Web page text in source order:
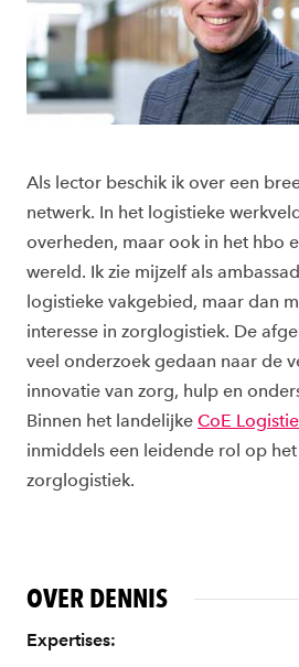
Als lector beschik ik over een
netwerk. In het logistieke
overheden, maar ook in het hbo
wereld. Ik zie mijzelf als
logistieke vakgebied, maar dan
interesse in zorglogistiek. De
veel onderzoek gedaan naar de
innovatie van zorg, hulp en
Binnen het landelijke CoE
inmiddels een leidende rol op
zorglogistiek.
OVER DENNIS
Expertises: